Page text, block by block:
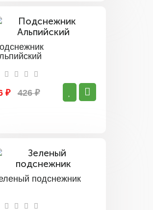
₽ 426 ₽
подснежник